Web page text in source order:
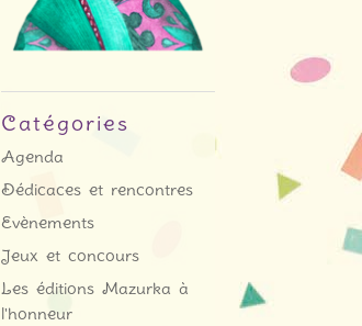
Catégories
Agenda
Dédicaces et rencontres
Evènements
Jeux et concours
Les éditions Mazurka à
l'honneur